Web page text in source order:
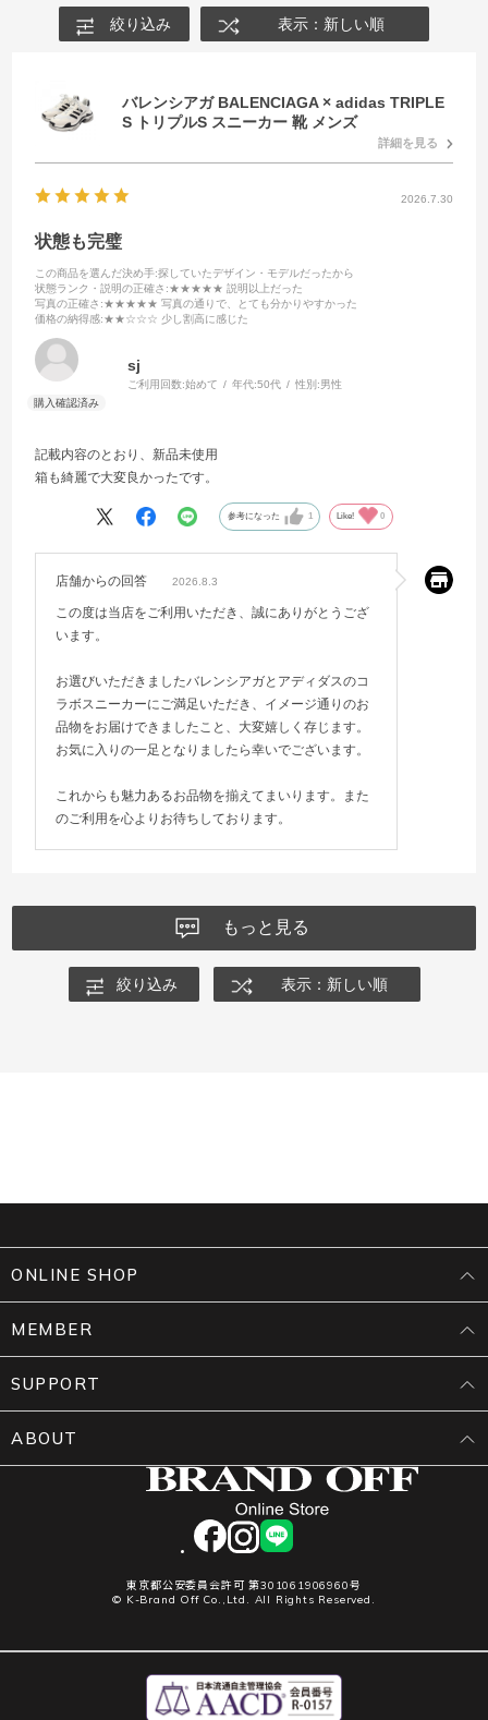
絞り込み 表示：新しい順
バレンシアガ BALENCIAGA × adidas TRIPLE
S トリプルS スニーカー 靴 メンズ
詳細を見る
2026.7.30
状態も完璧
この商品を選んだ決め手:探していたデザイン・モデルだったから
状態ランク・説明の正確さ :★★★★★ 説明以上だった
写真の正確さ :★★★★★ 写真の通りで、とても分かりやすかった
価格の納得感:★★☆☆☆ 少し割高に感じた
sj
ご利用回数:始めて 年代:50代 性別:男性
記載内容のとおり、新品未使用
箱も綺麗で大変良かったです。
参考になった 1 Like! 0
店舗からの回答 2026.8.3
この度は当店をご利用いただき、誠にありがとうござ
います。
お選びいただきましたバレンシアガとアディダスのコ
ラボスニーカーにご満足いただき、イメージ通りのお
品物をお届けできましたこと、大変嬉しく存じます。
お気に入りの一足となりましたら幸いでございます。
これからも魅力あるお品物を揃えてまいります。また
のご利用を心よりお待ちしております。
もっと見る
絞り込み 表示：新しい順
facebookinstagram
LINE
東京都公安委員会許可 第301061906960号
© K-Brand Off Co.,Ltd. All Rights Reserved.
ONLINE SHOP
MEMBER
SUPPORT
ABOUT